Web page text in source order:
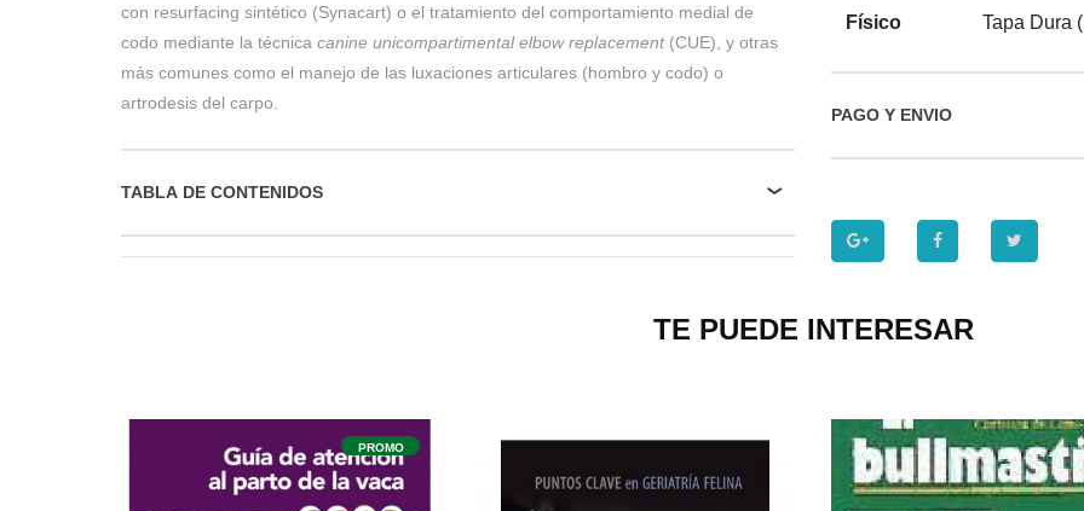
con resurfacing sintético (Synacart) o el tratamiento del comportamiento medial de
codo mediante la técnica canine unicompartimental elbow replacement (CUE), y otras
más comunes como el manejo de las luxaciones articulares (hombro y codo) o
artrodesis del carpo.
TABLA DE CONTENIDOS
Físico Tapa Dura
PAGO Y ENVIO
TE PUEDE INTERESAR